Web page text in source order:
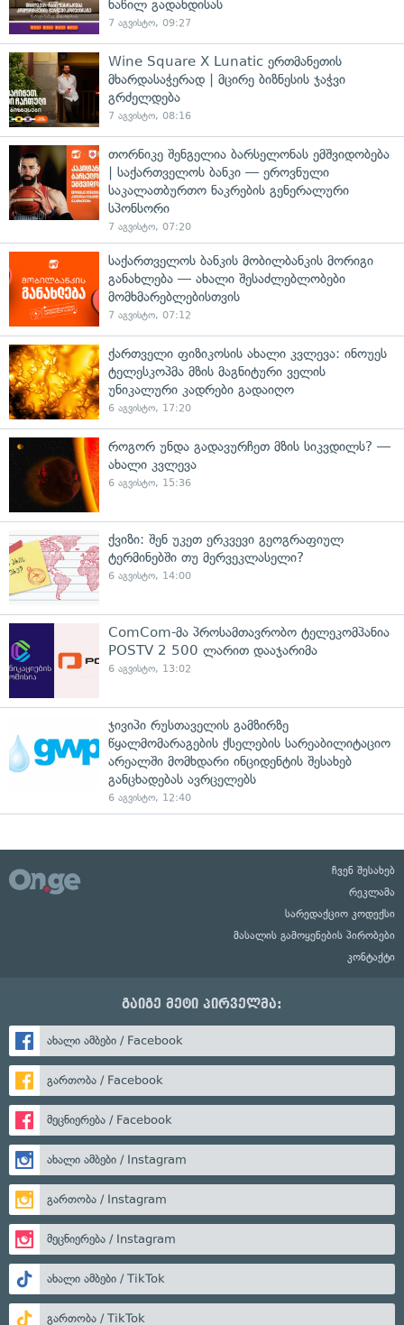
ნაწილ გადახდისას
7 აგვისტო, 09:27
Wine Square X Lunatic ერთმანეთის
მხარდასაჭერად | მცირე ბიზნესის ჯაჭვი
გრძელდება
7 აგვისტო, 08:16
თორნიკე შენგელია ბარსელონას ემშვიდობება
| საქართველოს ბანკი — ეროვნული
საკალათბურთო ნაკრების გენერალური
სპონსორი
7 აგვისტო, 07:20
საქართველოს ბანკის მობილბანკის მორიგი
განახლება — ახალი შესაძლებლობები
მომხმარებლებისთვის
7 აგვისტო, 07:12
ქართველი ფიზიკოსის ახალი კვლევა: ინოუეს
ტელესკოპმა მზის მაგნიტური ველის
უნიკალური კადრები გადაიღო
6 აგვისტო, 17:20
როგორ უნდა გადავურჩეთ მზის სიკვდილს? —
ახალი კვლევა
6 აგვისტო, 15:36
ქვიზი: შენ უკეთ ერკვევი გეოგრაფიულ
ტერმინებში თუ მერვეკლასელი?
6 აგვისტო, 14:00
ComCom-მა პროსამთავრობო ტელეკომპანია
POSTV 2 500 ლარით დააჯარიმა
6 აგვისტო, 13:02
ჯივიპი რუსთაველის გამზირზე
წყალმომარაგების ქსელების სარეაბილიტაციო
არეალში მომხდარი ინციდენტის შესახებ
განცხადებას ავრცელებს
6 აგვისტო, 12:40
ჩვენ შესახებ
რეკლამა
სარედაქციო კოდექსი
მასალის გამოყენების პირობები
კონტაქტი
გაიგე მეტი პირველმა:
ახალი ამბები / Facebook
გართობა / Facebook
მეცნიერება / Facebook
ახალი ამბები / Instagram
გართობა / Instagram
მეცნიერება / Instagram
ახალი ამბები / TikTok
გართობა / TikTok